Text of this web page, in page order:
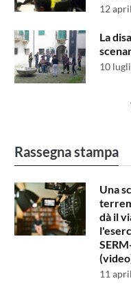
12
La
10
Rassegna stampa
Una
dà il
11